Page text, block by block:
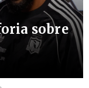
sobre